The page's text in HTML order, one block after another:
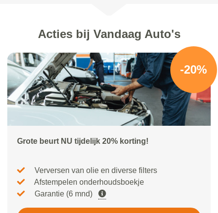
Acties bij Vandaag Auto's
-20%
Grote beurt NU tijdelijk 20% korting!
Verversen van olie en diverse filters
Afstempelen onderhoudsboekje
Garantie (6 mnd)